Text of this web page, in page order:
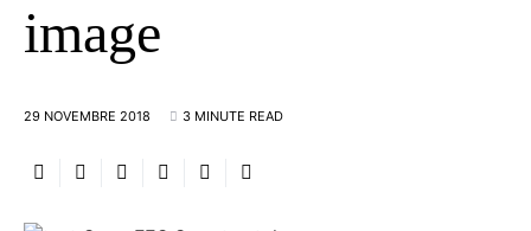
image
29 NOVEMBRE 2018 3 MINUTE READ